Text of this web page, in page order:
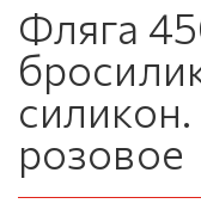
Фляга
розовое